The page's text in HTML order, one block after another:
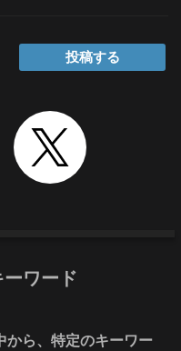
投稿する
ワード
から、特定のキーワー